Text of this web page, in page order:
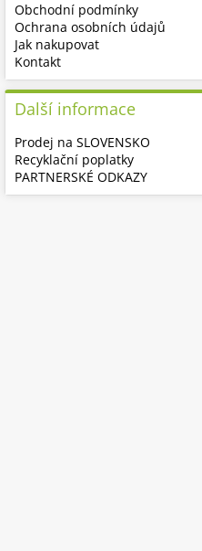
Obchodní podmínky
Ochrana osobních údajů
Jak nakupovat
Kontakt
Další informace
Prodej na SLOVENSKO
Recyklační poplatky
PARTNERSKÉ ODKAZY